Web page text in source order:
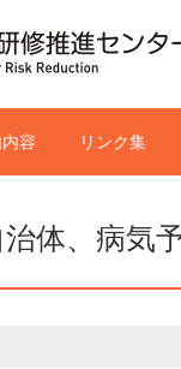
容 リンク集
体、病気